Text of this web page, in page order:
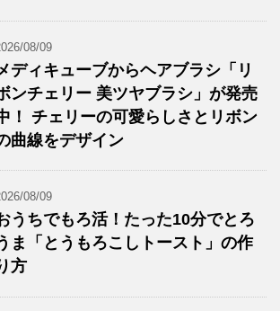
08/09
ディキューブからヘアブラシ「リ
ンチェリー 美ツヤブラシ」が発売
！ チェリーの可愛らしさとリボン
曲線をデザイン
08/09
うちでもろ活！たった10分でとろ
ま「とうもろこしトースト」の作
方